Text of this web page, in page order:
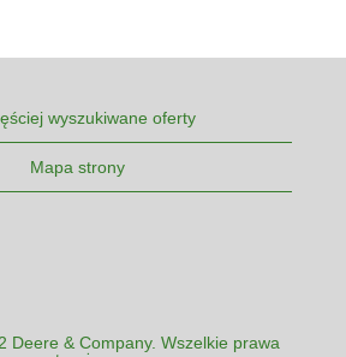
wyszukiwane oferty
Mapa strony
Deere & Company. Wszelkie prawa